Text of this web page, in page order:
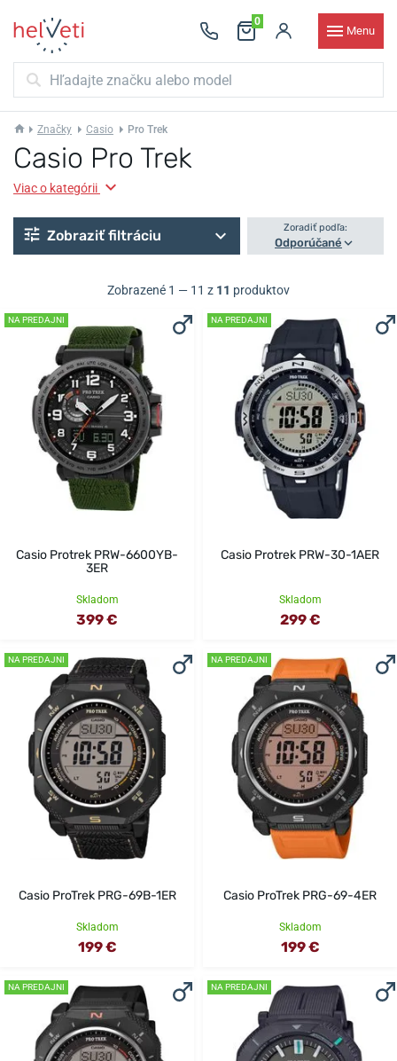
0
Menu
Značky Casio Pro Trek
Casio Pro Trek
Viac o kategórii
Zobraziť filtráciu Zoradiť podľa:
Odporúčané
Zobrazené 1 — 11 z 11 produktov
NA PREDAJNI
Casio Protrek PRW-6600YB-
3ER
Skladom
399 €
NA PREDAJNI
Casio Protrek PRW-30-1AER
Skladom
299 €
NA PREDAJNI
Casio ProTrek PRG-69B-1ER
Skladom
199 €
NA PREDAJNI
Casio ProTrek PRG-69-4ER
Skladom
199 €
NA PREDAJNI NA PREDAJNI